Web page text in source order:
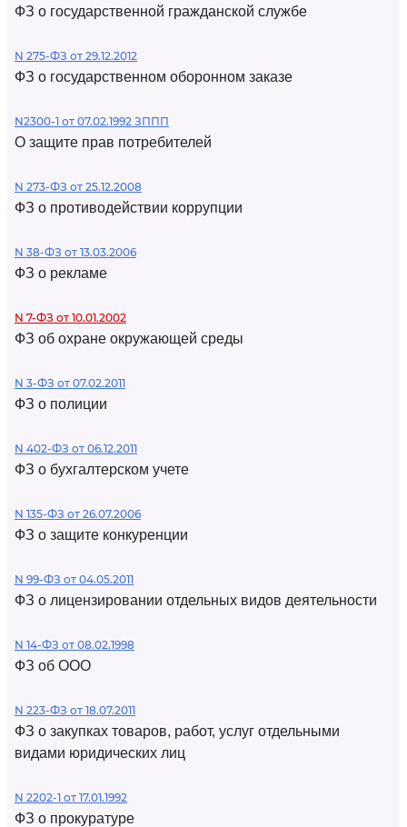
ФЗ о государственной гражданской службе
N 275-ФЗ от 29.12.2012
ФЗ о государственном оборонном заказе
N2300-1 от 07.02.1992 ЗППП
О защите прав потребителей
N 273-ФЗ от 25.12.2008
ФЗ о противодействии коррупции
N 38-ФЗ от 13.03.2006
ФЗ о рекламе
N 7-ФЗ от 10.01.2002
ФЗ об охране окружающей среды
N 3-ФЗ от 07.02.2011
ФЗ о полиции
N 402-ФЗ от 06.12.2011
ФЗ о бухгалтерском учете
N 135-ФЗ от 26.07.2006
ФЗ о защите конкуренции
N 99-ФЗ от 04.05.2011
ФЗ о лицензировании отдельных видов деятельности
N 14-ФЗ от 08.02.1998
ФЗ об ООО
N 223-ФЗ от 18.07.2011
ФЗ о закупках товаров, работ, услуг отдельными
видами юридических лиц
N 2202-1 от 17.01.1992
ФЗ о прокуратуре